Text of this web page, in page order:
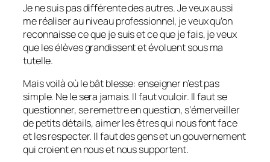
Je ne suis pas différente des autres. Je veux aussi
me réaliser au niveau professionnel, je veux qu’on
reconnaisse ce que je suis et ce que je fais, je veux
que les élèves grandissent et évoluent sous ma
tutelle.
Mais voilà où le bât blesse: enseigner n’est pas
simple. Ne le sera jamais. Il faut vouloir. Il faut se
questionner, se remettre en question, s’émerveiller
de petits détails, aimer les êtres qui nous font face
et les respecter. Il faut des gens et un gouvernement
qui croient en nous et nous supportent.